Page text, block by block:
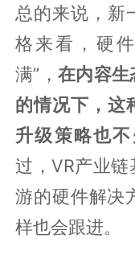
总的来说，新
格来看，硬
满”，在内容生
的情况下，这
升级策略也不
过，VR产业
游的硬件解决
样也会跟进。